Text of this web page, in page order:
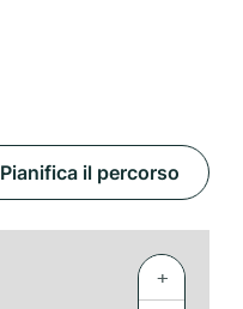
Pianifica il percorso
+